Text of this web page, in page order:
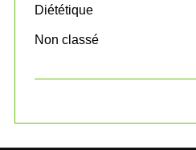
:Diététique
Non classé